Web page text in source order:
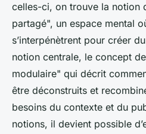
celles-ci, on trouve la notion
partagé", un espace mental
s’interpénètrent pour créer
notion centrale, le concept
modulaire" qui décrit
être déconstruits et
besoins du contexte et du
notions, il devient possible